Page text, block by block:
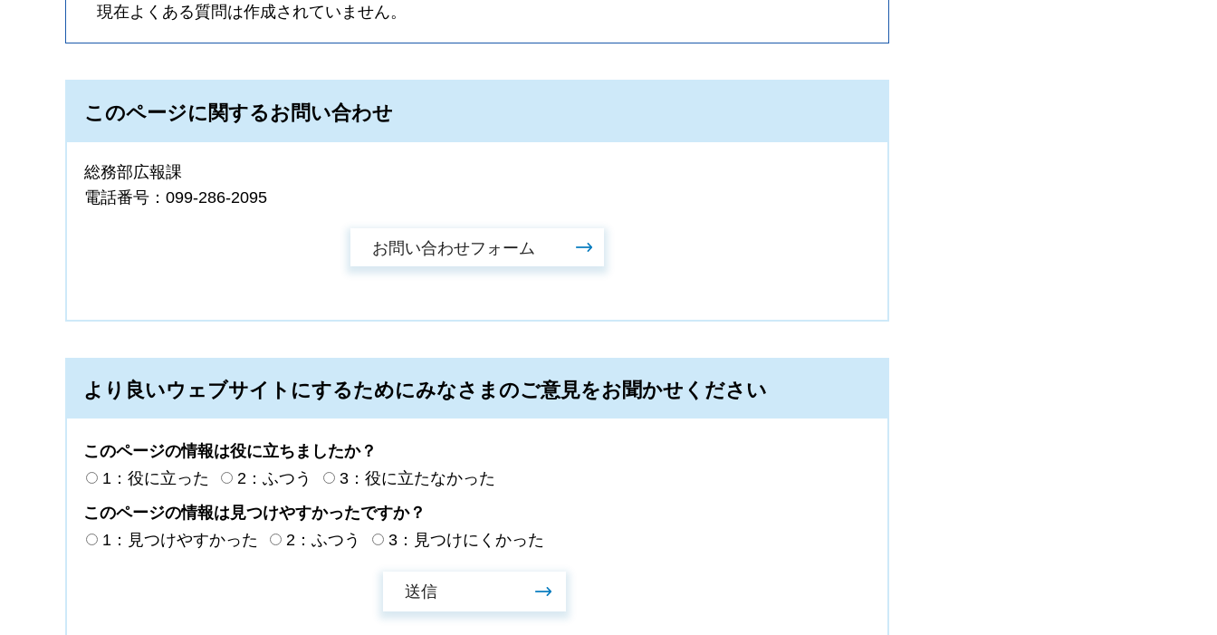
現在よくある質問は作成されていません。
このページに関するお問い合わせ
総務部広報課
電話番号：099-286-2095
より良いウェブサイトにするためにみなさまのご意見をお聞かせください
このページの情報は役に立ちましたか？
1：役に立った
2：ふつう
3：役に立たなかった
このページの情報は見つけやすかったですか？
1：見つけやすかった
2：ふつう 3：見つけにくかった